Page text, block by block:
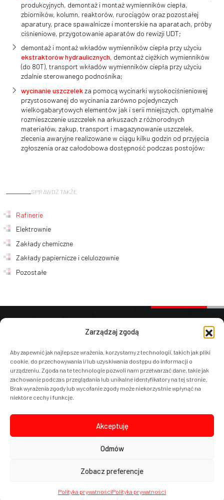
Zarządzaj zgodą
Aby zapewnić jak najlepsze wrażenia, korzystamy z technologii, takich jak pliki
cookie, do przechowywania i/lub uzyskiwania dostępu do informacji o
urządzeniu. Zgoda na te technologie pozwoli nam przetwarzać dane, takie jak
zachowanie podczas przeglądania lub unikalne identyfikatory na tej stronie.
Brak wyrażenia zgody lub wycofanie zgody może niekorzystnie wpłynąć na
niektóre cechy i funkcje.
Akceptuję
Odmów
Zobacz preferencje
Polityka prywatnościPolityka prywatności
produkcyjnych, demontaż i montaż wymienników ciepła,
zbiorników, kolumn, reaktorów, rurociągów oraz pozostałej
aparatury, prace spawalnicze i monterskie na aparatach, próby
ciśnieniowe, przygotowanie aparatów do rewizji UDT;
demontaż i montaż wkładów wymienników ciepła przy użyciu
ekstraktorów hydraulicznych, demontaż ciężkich wymienników
(do 80T), transport wkładów wymienników ciepła przy użyciu
zdalnie sterowanego podnośnika;
wycinanie uszczelek za pomocą wycinarki wysokociśnieniowej
przystosowanej do wycinania zarówno pojedynczych
wielkogabarytowych elementów jak i serii mniejszych, optymalne
rozmieszczenie uszczelek na arkuszach z różnorodnych
materiałów, zakup, transport i magazynowanie uszczelek,
zlecenia awaryjne realizowane w ciągu kilku godzin od przyjęcia
zgłoszenia oraz całodobowa dostępność podczas postojów;
SPRAWDŹ TAKŻE
Rafinerie
Elektrownie
Zakłady chemiczne
Zakłady papiernicze i celulozownie
Pozostałe
AJAKS Spółka Akcyjna
ul. Ostrowska 366 / 374A
61-312 Poznań
+48 61 870 50 15
Copyright AJAKS SA © 2025. Wszelkie prawa zastrzeżone.